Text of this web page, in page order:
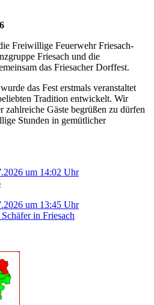
Freiwillige Feuerwehr Friesach-
Friesach und die
das Friesacher Dorffest.
das Fest erstmals veranstaltet
Tradition entwickelt. Wir
zahlreiche Gäste begrüßen zu dürfen
Stunden in gemütlicher
um 14:02 Uhr
um 13:45 Uhr
in Friesach